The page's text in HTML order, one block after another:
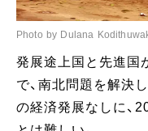
Photo by Dulana
発展途上国と先進国
で、南北問題を解決
の経済発展なしに、